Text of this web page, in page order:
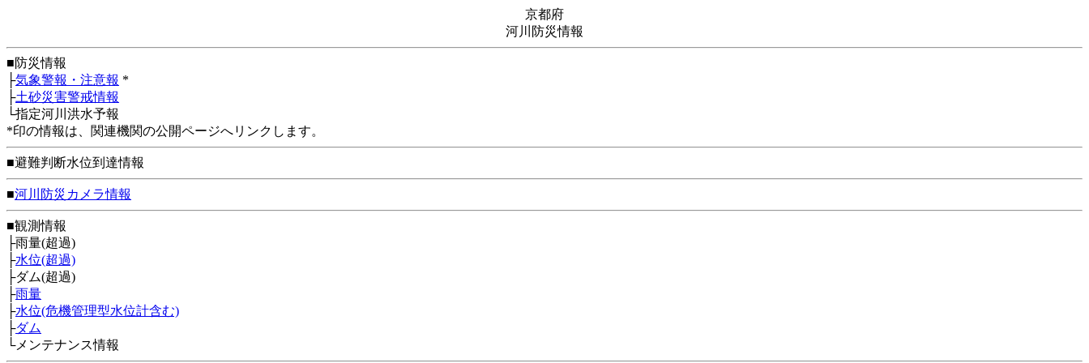
京都府
河川防災情報
■防災情報
├気象警報・注意報 *
├土砂災害警戒情報
└指定河川洪水予報
*印の情報は、関連機関の公開ページへリンクします。
■避難判断水位到達情報
■河川防災カメラ情報
■観測情報
├雨量(超過)
├水位(超過)
├ダム(超過)
├雨量
├水位(危機管理型水位計含む)
├ダム
└メンテナンス情報